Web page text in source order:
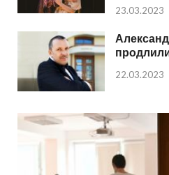
23.03.2023
22.03.2023